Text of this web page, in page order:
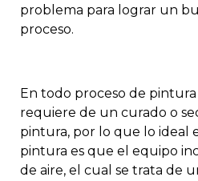
problema para lograr un
proceso.
En todo proceso de
requiere de un curado o
pintura, por lo que lo ideal
pintura es que el equipo
de aire, el cual se trata de